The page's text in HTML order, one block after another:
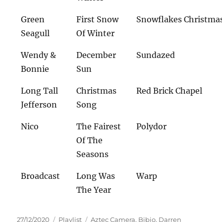
Green
Seagull
First Snow
Of Winter
Snowflakes
Wendy &
Bonnie
December
Sun
Sundazed
Long Tall
Jefferson
Christmas
Song
Red Brick Chapel
Nico
The Fairest
Of The
Seasons
Polydor
Broadcast
Long Was
The Year
Warp
Veröffentlicht
27/12/2020 Kategorien
Playlist Schlagwörter
Aztec Camera, Bibio, Darren